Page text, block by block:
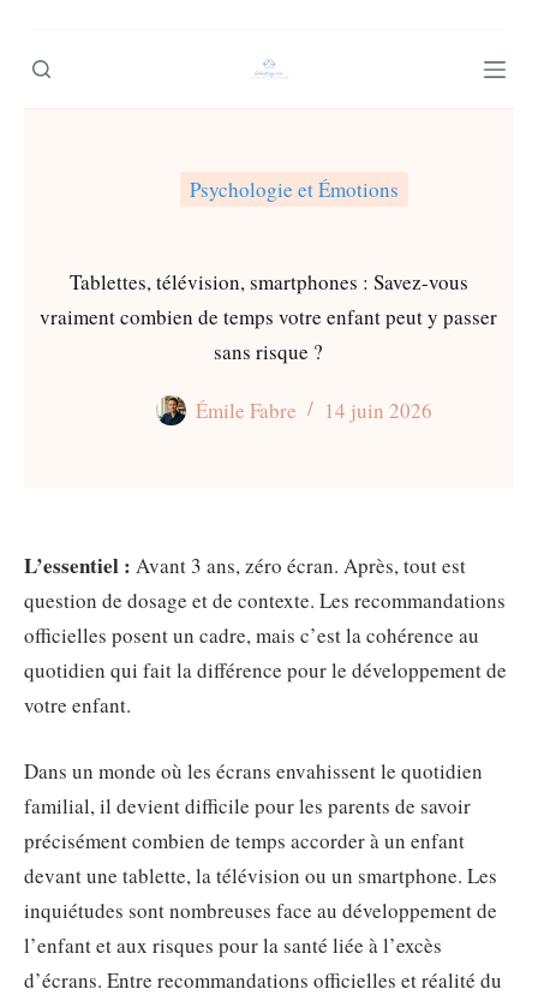
a
Psychologie et Émotions
Tablettes, télévision, smartphones : Savez-vous
vraiment combien de temps votre enfant peut y passer
sans risque ?
Émile Fabre 14 juin 2026
L’essentiel : Avant 3 ans, zéro écran. Après, tout est
question de dosage et de contexte. Les recommandations
officielles posent un cadre, mais c’est la cohérence au
quotidien qui fait la différence pour le développement de
votre enfant.
Dans un monde où les écrans envahissent le quotidien
familial, il devient difficile pour les parents de savoir
précisément combien de temps accorder à un enfant
devant une tablette, la télévision ou un smartphone. Les
inquiétudes sont nombreuses face au développement de
l’enfant et aux risques pour la santé liée à l’excès
d’écrans. Entre recommandations officielles et réalité du